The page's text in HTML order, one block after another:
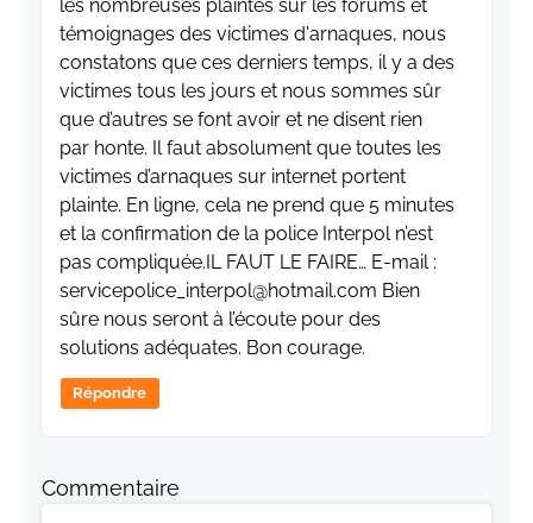
les nombreuses plaintes sur les forums et
témoignages des victimes d'arnaques, nous
constatons que ces derniers temps, il y a des
victimes tous les jours et nous sommes sûr
que d’autres se font avoir et ne disent rien
par honte. Il faut absolument que toutes les
victimes d’arnaques sur internet portent
plainte. En ligne, cela ne prend que 5 minutes
et la confirmation de la police Interpol n’est
pas compliquée.IL FAUT LE FAIRE… E-mail :
servicepolice_interpol@hotmail.com Bien
sûre nous seront à l’écoute pour des
solutions adéquates. Bon courage.
Répondre
Commentaire